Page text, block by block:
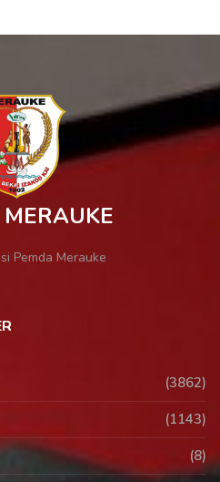
Pemda Merauke
(3862)
(1143)
(8)